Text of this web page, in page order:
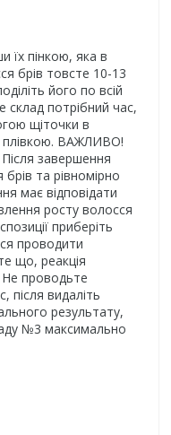
їх пінкою, яка в
брів товсте 10-13
його по всій
склад потрібний час,
щіточки в
плівкою. ВАЖЛИВО!
завершення
та рівномірно
має відповідати
росту волосся
приберіть
проводити
що, реакція
Не проводьте
видаліть
результату,
№3 максимально